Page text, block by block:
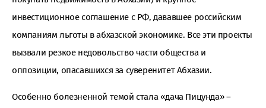
инвестиционное соглашение с РФ, дававшее российским
компаниям льготы в абхазской экономике. Все эти проекты
вызвали резкое недовольство части общества и
оппозиции, опасавшихся за суверенитет Абхазии.
Особенно болезненной темой стала «дача Пицунда» –